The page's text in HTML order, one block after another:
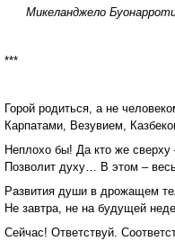
Микеланджело
***
Горой родиться, а не
Карпатами, Везувием,
Неплохо бы! Да кто же сверху
Позволит духу… В этом –
Развития души в дрожащем
Не завтра, не на будущей
Сейчас! Ответствуй.